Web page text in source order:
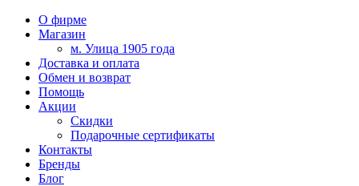
О фирме
Магазин
м. Улица 1905 года
Доставка и оплата
Обмен и возврат
Помощь
Акции
Скидки
Подарочные сертификаты
Контакты
Бренды
Блог